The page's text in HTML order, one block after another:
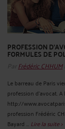
PROFESSION
FORMULES DE
Par Frédéric CHHUM
Le barreau de Paris
profession d’avocat.
http://
profession Frédéric
Bayard ... Lire la suite >